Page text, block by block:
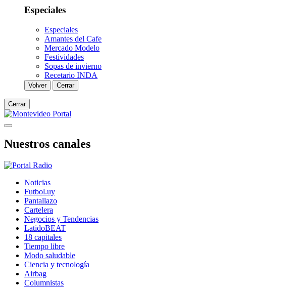
Especiales
Especiales
Amantes del Cafe
Mercado Modelo
Festividades
Sopas de invierno
Recetario INDA
Volver Cerrar
Cerrar
Nuestros canales
Noticias
Futbol.uy
Pantallazo
Cartelera
Negocios y Tendencias
LatidoBEAT
18 capitales
Tiempo libre
Modo saludable
Ciencia y tecnología
Airbag
Columnistas